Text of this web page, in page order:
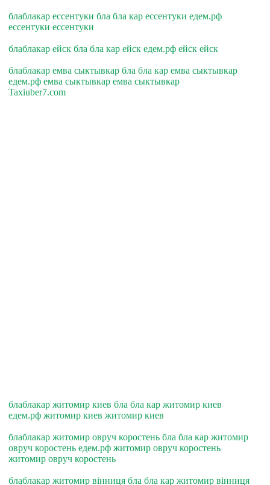
блаблакар ессентуки бла бла кар ессентуки едем.рф
ессентуки ессентуки
блаблакар ейск бла бла кар ейск едем.рф ейск ейск
блаблакар емва сыктывкар бла бла кар емва сыктывкар
едем.рф емва сыктывкар емва сыктывкар
Taxiuber7.com
блаблакар житомир киев бла бла кар житомир киев
едем.рф житомир киев житомир киев
блаблакар житомир овруч коростень бла бла кар житомир
овруч коростень едем.рф житомир овруч коростень
житомир овруч коростень
блаблакар житомир вiнниця бла бла кар житомир вiнниця